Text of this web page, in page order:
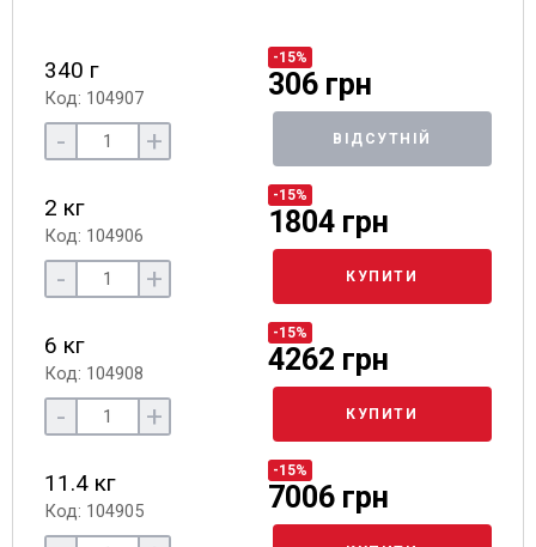
340 г
Код: 104907
-15%
306 грн
- + ВІДСУТНІЙ
2 кг
Код: 104906
-15%
1804 грн
- + КУПИТИ
6 кг
Код: 104908
-15%
4262 грн
- + КУПИТИ
11.4 кг
Код: 104905
-15%
7006 грн